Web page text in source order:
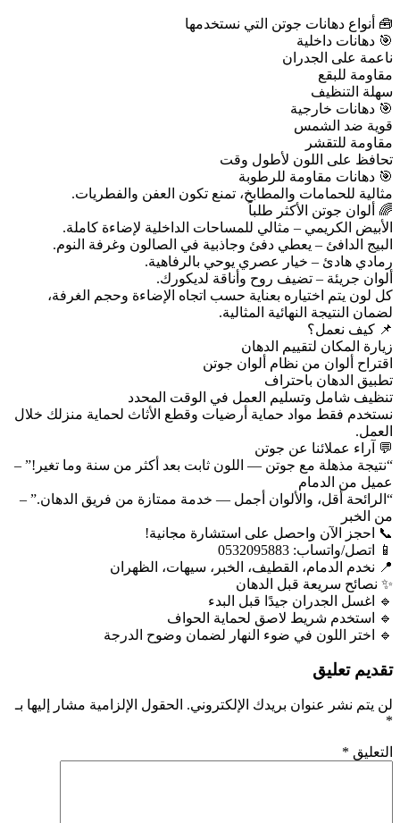
🧰 أنواع دهانات جوتن التي نستخدمها
🎯 دهانات داخلية
ناعمة على الجدران
مقاومة للبقع
سهلة التنظيف
🎯 دهانات خارجية
قوية ضد الشمس
مقاومة للتقشر
تحافظ على اللون لأطول وقت
🎯 دهانات مقاومة للرطوبة
مثالية للحمامات والمطابخ، تمنع تكون العفن والفطريات.
🌈 ألوان جوتن الأكثر طلباً
الأبيض الكريمي – مثالي للمساحات الداخلية لإضاءة كاملة.
البيج الدافئ – يعطي دفئ وجاذبية في الصالون وغرفة النوم.
رمادي هادئ – خيار عصري يوحي بالرفاهية.
ألوان جريئة – تضيف روح وأناقة لديكورك.
كل لون يتم اختياره بعناية حسب اتجاه الإضاءة وحجم الغرفة،
لضمان النتيجة النهائية المثالية.
📌 كيف نعمل؟
زيارة المكان لتقييم الدهان
اقتراح ألوان من نظام ألوان جوتن
تطبيق الدهان باحتراف
تنظيف شامل وتسليم العمل في الوقت المحدد
نستخدم فقط مواد حماية أرضيات وقطع الأثاث لحماية منزلك خلال
العمل.
💬 آراء عملائنا عن جوتن
“نتيجة مذهلة مع جوتن — اللون ثابت بعد أكثر من سنة وما تغير!” –
عميل من الدمام
“الرائحة أقل، والألوان أجمل — خدمة ممتازة من فريق الدهان.” –
من الخبر
📞 احجز الآن واحصل على استشارة مجانية!
📱 اتصل/واتساب: 0532095883
📍 نخدم الدمام، القطيف، الخبر، سيهات، الظهران
✨ نصائح سريعة قبل الدهان
🔹 اغسل الجدران جيدًا قبل البدء
🔹 استخدم شريط لاصق لحماية الحواف
🔹 اختر اللون في ضوء النهار لضمان وضوح الدرجة
تقديم تعليق
لن يتم نشر عنوان بريدك الإلكتروني. الحقول الإلزامية مشار إليها بـ
*
التعليق *